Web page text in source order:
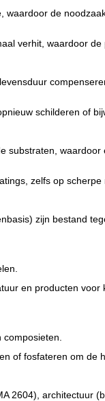
de
verhit, waardoor de
schilderen of
substraten,
zelfs op scherpe
zijn bestand
en producten
of fosfateren om de
2604), architectuur